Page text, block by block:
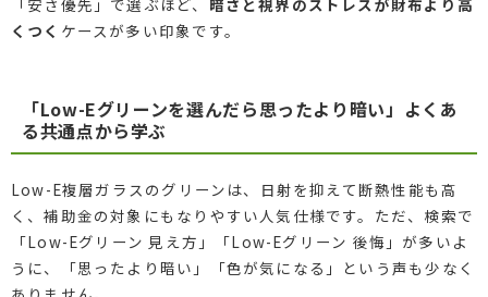
くつく ケースが多い印象です。
「Low-Eグリーンを選んだら思ったより暗い」よくあ
る共通点から学ぶ
Low-E複層ガラスのグリーンは、日射を抑えて断熱性能も高
く、補助金の対象にもなりやすい人気仕様です。ただ、検索で
「Low-Eグリーン 見え方」「Low-Eグリーン 後悔」が多いよ
うに、「思ったより暗い」「色が気になる」という声も少なく